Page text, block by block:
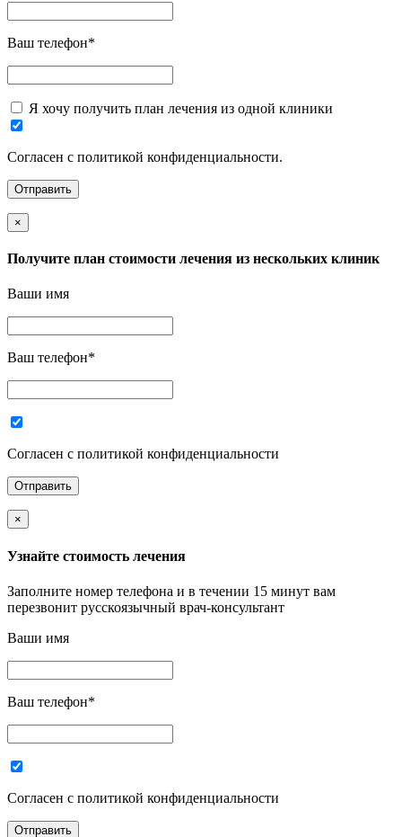
Ваш телефон*
Я хочу получить план лечения из одной клиники
Согласен с политикой конфиденциальности.
×
Получите план стоимости лечения из нескольких клиник
Ваши имя
Ваш телефон*
Согласен с политикой конфиденциальности
×
Узнайте стоимость лечения
Заполните номер телефона и в течении 15 минут вам
перезвонит русскоязычный врач-консультант
Ваши имя
Ваш телефон*
Согласен с политикой конфиденциальности